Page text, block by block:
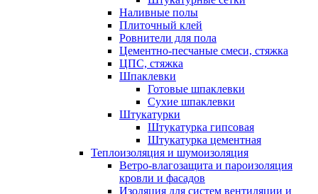
Наливные полы
Плиточный клей
Ровнители для пола
Цементно-песчаные смеси, стяжка
ЦПС, стяжка
Шпаклевки
Готовые шпаклевки
Сухие шпаклевки
Штукатурки
Штукатурка гипсовая
Штукатурка цементная
Теплоизоляция и шумоизоляция
Ветро-влагозащита и пароизоляция
кровли и фасадов
Изоляция для систем вентиляции и